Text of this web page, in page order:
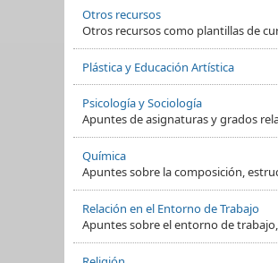
Otros recursos
Otros recursos como plantillas de
Plástica y Educación Artística
Psicología y Sociología
Apuntes de asignaturas y grados
Química
Apuntes sobre la composición,
Relación en el Entorno de Trabajo
Apuntes sobre el entorno de